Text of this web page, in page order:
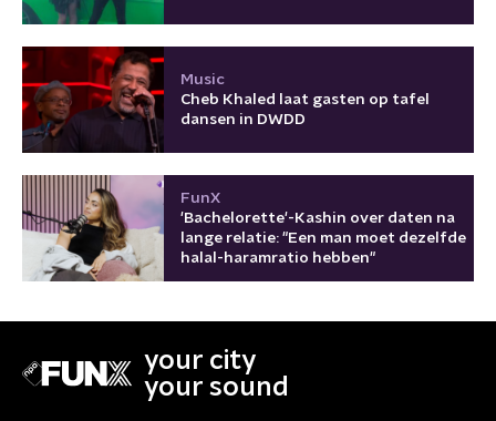
Music
Cheb Khaled laat gasten op tafel
dansen in DWDD
FunX
'Bachelorette'-Kashin over daten na
lange relatie: "Een man moet dezelfde
halal-haramratio hebben"
your city
your sound